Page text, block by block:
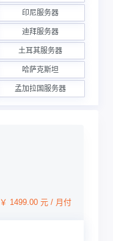
印尼服务器
迪拜服务器
土耳其服务器
哈萨克斯坦
孟加拉国服务器
￥ 1499.00 元 / 月付